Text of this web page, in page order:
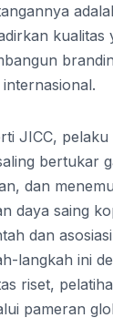
kualitas
JICC, pelaku
bertukar
dan
daya saing
dan
langkah ini
riset,
pameran